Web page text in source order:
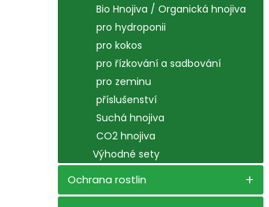
Bio Hnojiva / Organická hnojiva
pro hydroponii
pro kokos
pro řízkování a sadbování
pro zeminu
příslušenství
Suchá hnojiva
CO2 hnojiva
Výhodné sety
Ochrana rostlin